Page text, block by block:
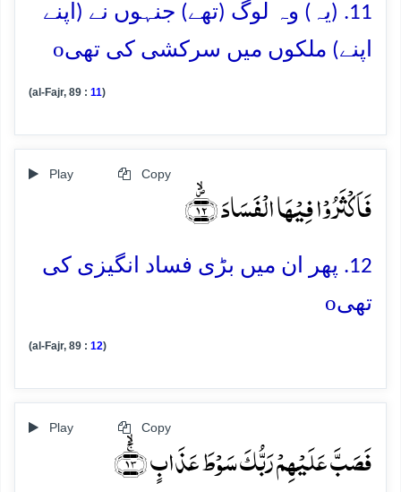
11. (یہ) وہ لوگ (تھے) جنہوں نے (اپنے
اپنے) ملکوں میں سرکشی کی تھیo
(al-Fajr, 89 : 11)
Play Copy
فَاَکۡثَرُوۡا فِیۡہَا الۡفَسَادَ ﴿۪ۙ۱۲﴾
12. پھر ان میں بڑی فساد انگیزی کی
تھیo
(al-Fajr, 89 : 12)
Play Copy
فَصَبَّ عَلَیۡہِمۡ رَبُّکَ سَوۡطَ عَذَابٍ ﴿ۚۙ۱۳﴾